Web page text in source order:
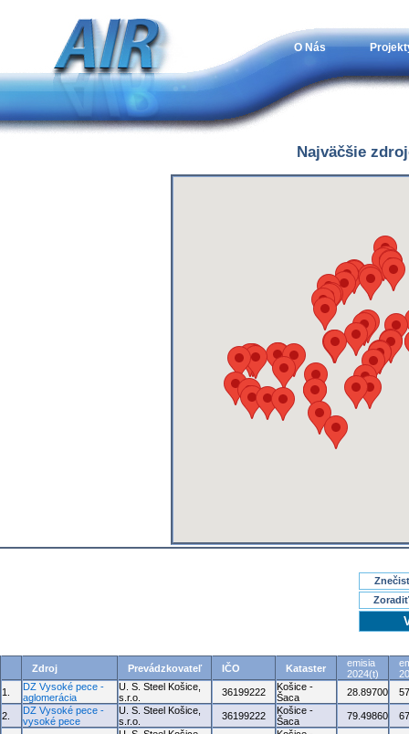
O Nás
Najväčšie
Zdroj Prevádzkovateľ IČO Kataster
emisia
2024(t)
1.
DZ Vysoké pece -
aglomerácia
U. S. Steel Košice,
s.r.o.
36199222
Košice -
Šaca
28.89700
2.
DZ Vysoké pece -
vysoké pece
U. S. Steel Košice,
s.r.o.
36199222
Košice -
Šaca
79.49860